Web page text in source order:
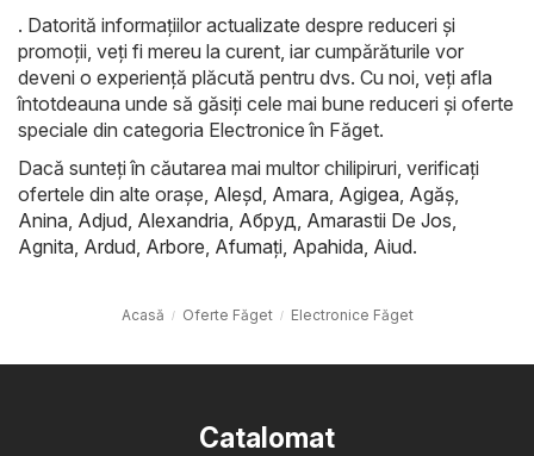
. Datorită informațiilor actualizate despre reduceri și
promoții, veți fi mereu la curent, iar cumpărăturile vor
deveni o experiență plăcută pentru dvs. Cu noi, veți afla
întotdeauna unde să găsiți cele mai bune reduceri și oferte
speciale din categoria Electronice în Făget.
Dacă sunteți în căutarea mai multor chilipiruri, verificați
ofertele din alte orașe, Aleşd Amara Agigea Agăş
Anina Adjud Alexandria Абруд Amarastii De Jos
Agnita Ardud Arbore Afumaţi Apahida Aiud.
Acasă Oferte Făget Electronice Făget
Catalomat